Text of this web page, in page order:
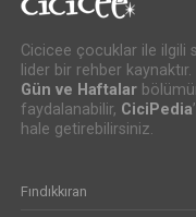
Cicicee çocuklar ile ilgili
lider bir rehber
Gün ve Haftalar
faydalanabilir, CiciPedia
hale getirebilirsiniz.
Fındıkkıran